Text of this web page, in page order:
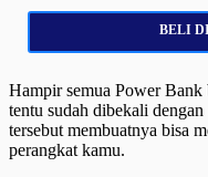
BELI
Hampir semua Power
tentu sudah dibekali
tersebut membuatnya bisa
perangkat kamu.